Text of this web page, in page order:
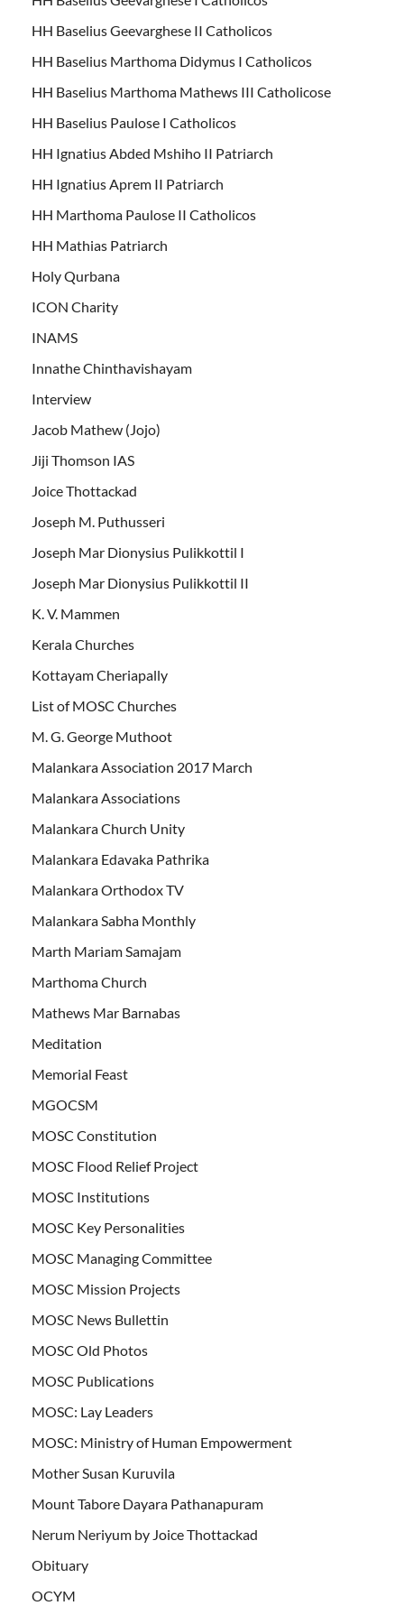
HH Baselius Geevarghese II Catholicos
HH Baselius Marthoma Didymus I Catholicos
HH Baselius Marthoma Mathews III Catholicose
HH Baselius Paulose I Catholicos
HH Ignatius Abded Mshiho II Patriarch
HH Ignatius Aprem II Patriarch
HH Marthoma Paulose II Catholicos
HH Mathias Patriarch
Holy Qurbana
ICON Charity
INAMS
Innathe Chinthavishayam
Interview
Jacob Mathew (Jojo)
Jiji Thomson IAS
Joice Thottackad
Joseph M. Puthusseri
Joseph Mar Dionysius Pulikkottil I
Joseph Mar Dionysius Pulikkottil II
K. V. Mammen
Kerala Churches
Kottayam Cheriapally
List of MOSC Churches
M. G. George Muthoot
Malankara Association 2017 March
Malankara Associations
Malankara Church Unity
Malankara Edavaka Pathrika
Malankara Orthodox TV
Malankara Sabha Monthly
Marth Mariam Samajam
Marthoma Church
Mathews Mar Barnabas
Meditation
Memorial Feast
MGOCSM
MOSC Constitution
MOSC Flood Relief Project
MOSC Institutions
MOSC Key Personalities
MOSC Managing Committee
MOSC Mission Projects
MOSC News Bullettin
MOSC Old Photos
MOSC Publications
MOSC: Lay Leaders
MOSC: Ministry of Human Empowerment
Mother Susan Kuruvila
Mount Tabore Dayara Pathanapuram
Nerum Neriyum by Joice Thottackad
Obituary
OCYM